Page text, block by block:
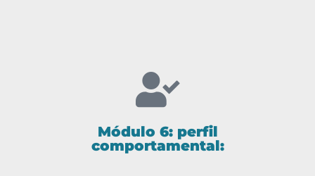
Módulo 6: perfil
comportamental: